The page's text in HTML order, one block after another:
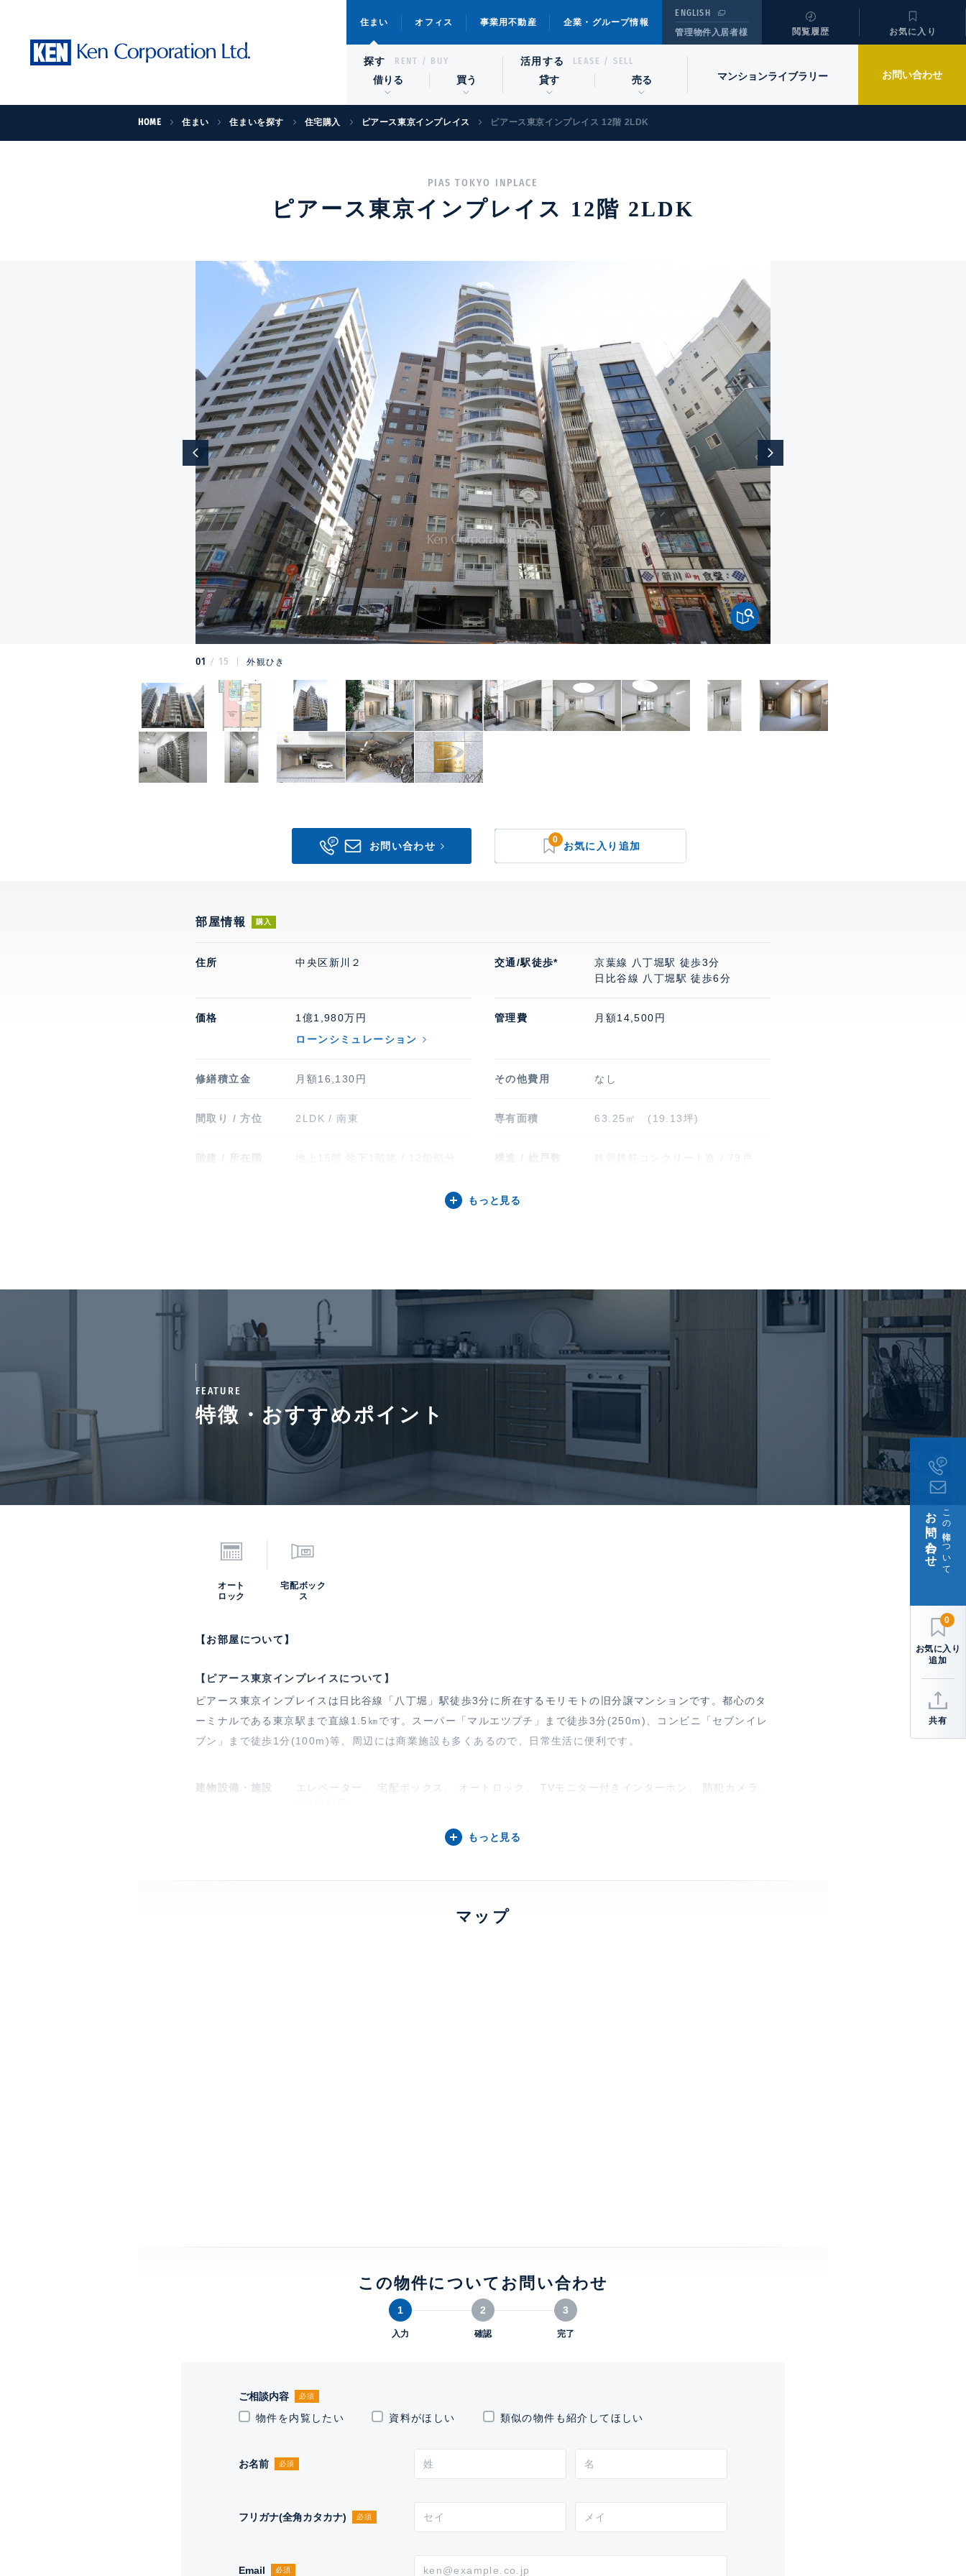
住まい オフィス 事業用不動産 企業・グループ情報
ENGLISH
管理物件入居者様
閲覧履歴 お気に入り
探す RENT / BUY
借りる 買う
活用する LEASE / SELL
貸す 売る マンションライブラリー お問い合わせ
HOME 住まい 住まいを探す 住宅購入 ピアース東京インプレイス ピアース東京インプレイス 12階 2LDK
PIAS TOKYO INPLACE
ピアース東京インプレイス 12階 2LDK
01 15 外観ひき
0
部屋情報 購入
住所 中央区新川２ 交通/駅徒歩*
京葉線 八丁堀駅 徒歩3分
日比谷線 八丁堀駅 徒歩6分
価格
1億1,980万円
ローンシミュレーション
管理費 月額14,500円
修繕積立金 月額16,130円 その他費用 なし
間取り / 方位 2LDK / 南東 専有面積 63.25㎡ (19.13坪)
階建 / 所在階 地上15階 地下1階建 / 12階部分 構造 / 総戸数 鉄骨鉄筋コンクリート造 / 79戸
敷地権利
取引形態 仲介 情報更新日
2026年8月17日
*「交通/駅徒歩」とは、当該物件の最寄駅(路線)、バス停、およびそこまでの徒歩所要時間を表示します。
もっと見る
FEATURE
特徴・おすすめポイント
オート
ロック
宅配ボック
ス
【お部屋について】
【ピアース東京インプレイスについて】
ピアース東京インプレイスは日比谷線「八丁堀」駅徒歩3分に所在するモリモトの旧分譲マンションです。都心のタ
ーミナルである東京駅まで直線1.5㎞です。スーパー「マルエツプチ」まで徒歩3分(250m)、コンビニ「セブンイレ
ブン」まで徒歩1分(100m)等、周辺には商業施設も多くあるので、日常生活に便利です。
建物設備・施設
エレベーター、 宅配ボックス、 オートロック、 TVモニター付きインターホン、 防犯カメラ、
もっと見る
マップ
この物件についてお問い合わせ
1
入力
2
確認
3
完了
ご相談内容 必須
物件を内覧したい 資料がほしい 類似の物件も紹介してほしい
お名前 必須
フリガナ(全角カタカナ) 必須
Email 必須
この物件について
お問い合わせ
0
共有